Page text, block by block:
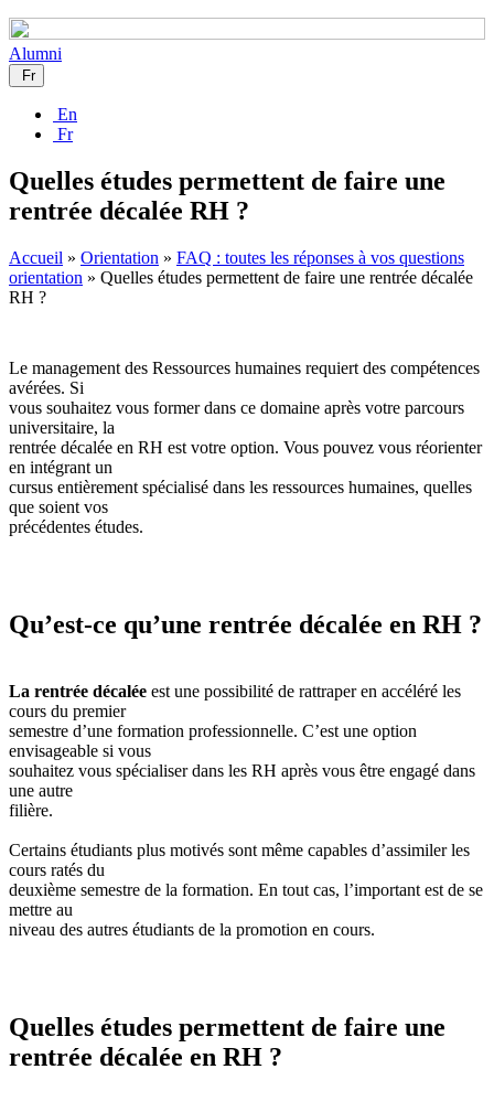
Alumni
Fr
En
Fr
Quelles études permettent de faire une
rentrée décalée RH ?
Accueil » Orientation » FAQ : toutes les réponses à vos questions
orientation » Quelles études permettent de faire une rentrée décalée
RH ?
Le management des Ressources humaines requiert des compétences
avérées. Si
vous souhaitez vous former dans ce domaine après votre parcours
universitaire, la
rentrée décalée en RH est votre option. Vous pouvez vous réorienter
en intégrant un
cursus entièrement spécialisé dans les ressources humaines, quelles
que soient vos
précédentes études.
Qu’est-ce qu’une rentrée décalée en RH ?
La rentrée décalée est une possibilité de rattraper en accéléré les
cours du premier
semestre d’une formation professionnelle. C’est une option
envisageable si vous
souhaitez vous spécialiser dans les RH après vous être engagé dans
une autre
filière.
Certains étudiants plus motivés sont même capables d’assimiler les
cours ratés du
deuxième semestre de la formation. En tout cas, l’important est de se
mettre au
niveau des autres étudiants de la promotion en cours.
Quelles études permettent de faire une
rentrée décalée en RH ?